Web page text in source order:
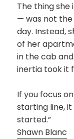
The thing
— was not
day. Instead,
of her
in the cab
inertia took it
If you focus
starting line,
started.”
Shawn Blanc